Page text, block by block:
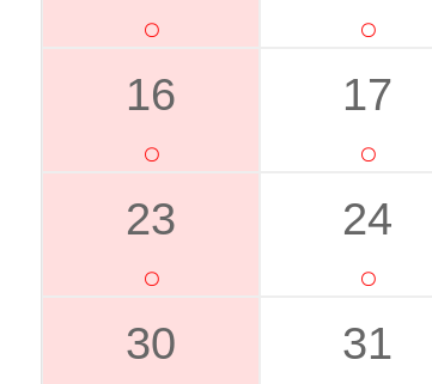
16 17
23 24
30 31